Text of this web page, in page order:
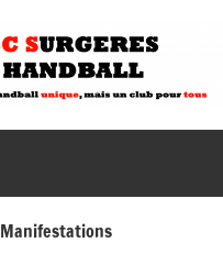
Manifestations